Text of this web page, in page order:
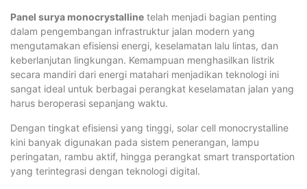
Panel surya monocrystalline telah menjadi bagian penting
dalam pengembangan infrastruktur jalan modern yang
mengutamakan efisiensi energi, keselamatan lalu lintas, dan
keberlanjutan lingkungan. Kemampuan menghasilkan listrik
secara mandiri dari energi matahari menjadikan teknologi ini
sangat ideal untuk berbagai perangkat keselamatan jalan yang
harus beroperasi sepanjang waktu.
Dengan tingkat efisiensi yang tinggi, solar cell monocrystalline
kini banyak digunakan pada sistem penerangan, lampu
peringatan, rambu aktif, hingga perangkat smart transportation
yang terintegrasi dengan teknologi digital.